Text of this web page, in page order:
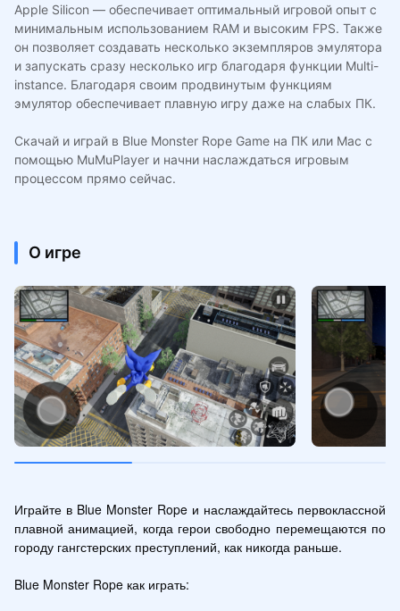
Apple Silicon — обеспечивает оптимальный игровой опыт с
минимальным использованием RAM и высоким FPS. Также
он позволяет создавать несколько экземпляров эмулятора
и запускать сразу несколько игр благодаря функции Multi-
instance. Благодаря своим продвинутым функциям
эмулятор обеспечивает плавную игру даже на слабых ПК.
Скачай и играй в Blue Monster Rope Game на ПК или Mac с
помощью MuMuPlayer и начни наслаждаться игровым
процессом прямо сейчас.
О игре
Играйте в Blue Monster Rope и наслаждайтесь первоклассной
плавной анимацией, когда герои свободно перемещаются по
городу гангстерских преступлений, как никогда раньше.
Blue Monster Rope как играть: